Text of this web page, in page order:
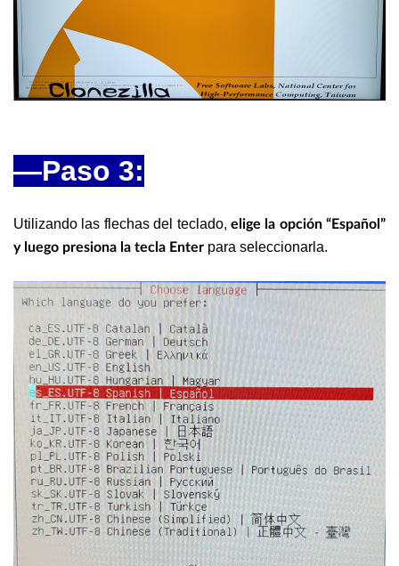
—Paso 3:
Utilizando las flechas del teclado, elige la opción “Español”
y luego presiona la tecla Enter para seleccionarla.